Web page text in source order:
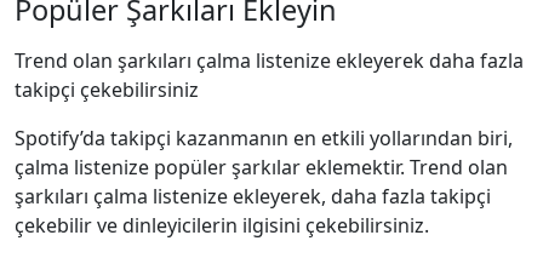
Popüler Şarkıları Ekleyin
Trend olan şarkıları çalma listenize ekleyerek daha fazla
takipçi çekebilirsiniz
Spotify’da takipçi kazanmanın en etkili yollarından biri,
çalma listenize popüler şarkılar eklemektir. Trend olan
şarkıları çalma listenize ekleyerek, daha fazla takipçi
çekebilir ve dinleyicilerin ilgisini çekebilirsiniz.